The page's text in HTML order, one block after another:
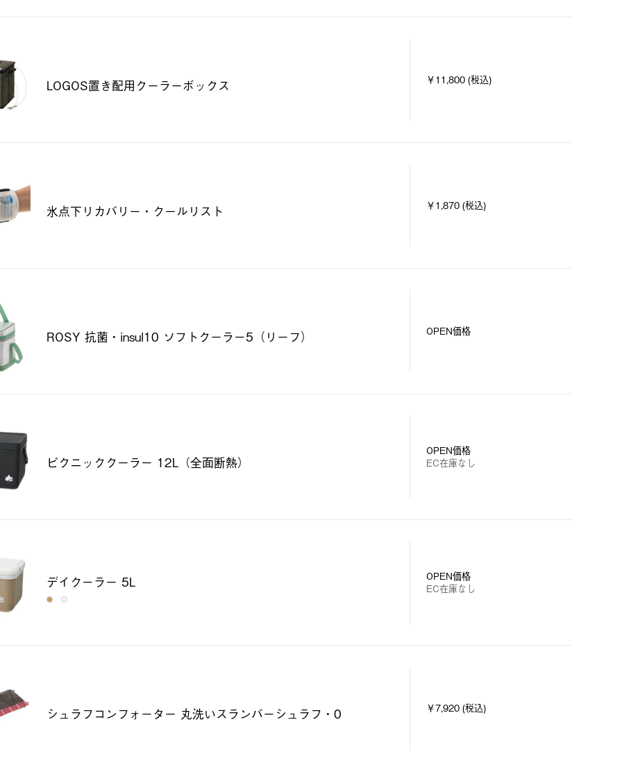
LOGOS置き配用クーラーボックス ￥11,800 (税込)
氷点下リカバリー・クールリスト ￥1,870 (税込)
ROSY 抗菌・insul10 ソフトクーラー5（リーフ） OPEN価格
ピクニッククーラー 12L（全面断熱）
OPEN価格
EC在庫なし
デイクーラー 5L
OPEN価格
EC在庫なし
シュラフコンフォーター 丸洗いスランバーシュラフ・0 ￥7,920 (税込)